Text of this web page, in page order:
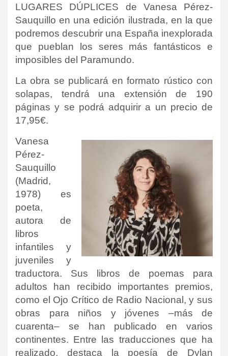
LUGARES DÚPLICES de Vanesa Pérez-
Sauquillo en una edición ilustrada, en la que
podremos descubrir una España inexplorada
que pueblan los seres más fantásticos e
imposibles del Paramundo.
La obra se publicará en formato rústico con
solapas, tendrá una extensión de 190
páginas y se podrá adquirir a un precio de
17,95€.
Vanesa
Pérez-
Sauquillo
(Madrid,
1978) es
poeta,
autora de
libros
infantiles y
juveniles y
traductora. Sus libros de poemas para
adultos han recibido importantes premios,
como el Ojo Crítico de Radio Nacional, y sus
obras para niños y jóvenes –más de
cuarenta– se han publicado en varios
continentes. Entre las traducciones que ha
realizado, destaca la poesía de Dylan